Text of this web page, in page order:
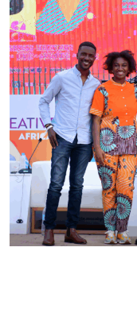
MOCA
VIEW PROJECT
VIEW PROJECT